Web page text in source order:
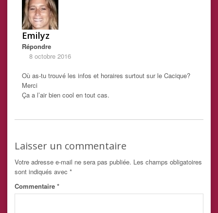
Emilyz
Répondre
8 octobre 2016
Où as-tu trouvé les infos et horaires surtout sur le Cacique?
Merci
Ça a l’air bien cool en tout cas.
Laisser un commentaire
Votre adresse e-mail ne sera pas publiée. Les champs obligatoires
sont indiqués avec *
Commentaire *